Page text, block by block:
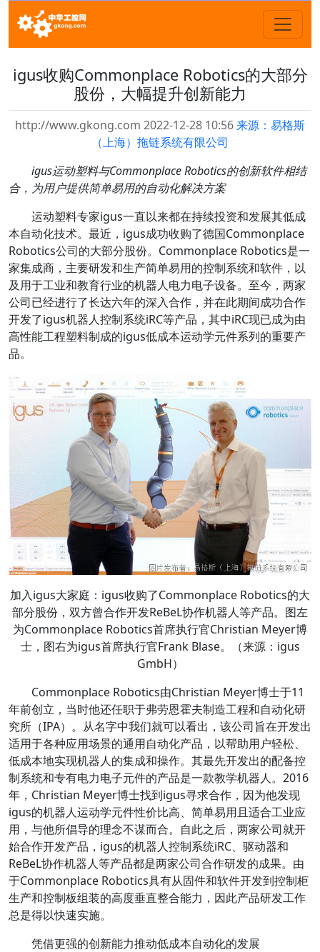
igus收购Commonplace Robotics的大部分
股份，大幅提升创新能力
http://www.gkong.com 2022-12-28 10:56来源：易格斯
（上海）拖链系统有限公司
igus运动塑料与Commonplace Robotics的创新软件相结
合，为用户提供简单易用的自动化解决方案
运动塑料专家igus一直以来都在持续投资和发展其低成
本自动化技术。最近，igus成功收购了德国Commonplace
Robotics公司的大部分股份。Commonplace Robotics是一
家集成商，主要研发和生产简单易用的控制系统和软件，以
及用于工业和教育行业的机器人电力电子设备。至今，两家
公司已经进行了长达六年的深入合作，并在此期间成功合作
开发了igus机器人控制系统iRC等产品，其中iRC现已成为由
高性能工程塑料制成的igus低成本运动学元件系列的重要产
品。
加入igus大家庭：igus收购了Commonplace Robotics的大
部分股份，双方曾合作开发ReBeL协作机器人等产品。图左
为Commonplace Robotics首席执行官Christian Meyer博
士，图右为igus首席执行官Frank Blase。（来源：igus
GmbH）
Commonplace Robotics由Christian Meyer博士于11
年前创立，当时他还任职于弗劳恩霍夫制造工程和自动化研
究所（IPA）。从名字中我们就可以看出，该公司旨在开发出
适用于各种应用场景的通用自动化产品，以帮助用户轻松、
低成本地实现机器人的集成和操作。其最先开发出的配备控
制系统和专有电力电子元件的产品是一款教学机器人。2016
年，Christian Meyer博士找到igus寻求合作，因为他发现
igus的机器人运动学元件性价比高、简单易用且适合工业应
用，与他所倡导的理念不谋而合。自此之后，两家公司就开
始合作开发产品，igus的机器人控制系统iRC、驱动器和
ReBeL协作机器人等产品都是两家公司合作研发的成果。由
于Commonplace Robotics具有从固件和软件开发到控制柜
生产和控制板组装的高度垂直整合能力，因此产品研发工作
总是得以快速实施。
凭借更强的创新能力推动低成本自动化的发展